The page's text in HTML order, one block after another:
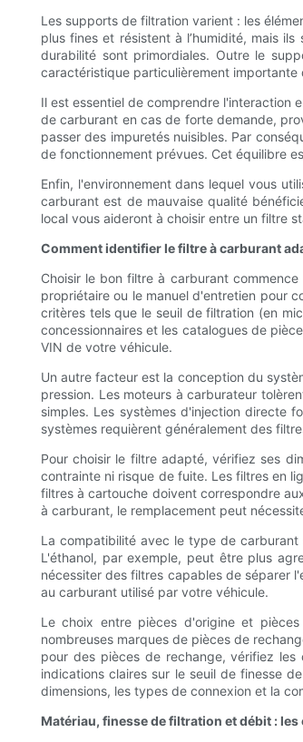
Les supports de filtration varient : les
plus fines et résistent à l’humidité, mais
durabilité sont primordiales. Outre le
caractéristique particulièrement importante
Il est essentiel de comprendre l'interaction
de carburant en cas de forte demande,
passer des impuretés nuisibles. Par
de fonctionnement prévues. Cet équilibre
Enfin, l'environnement dans lequel vous
carburant est de mauvaise qualité
local vous aideront à choisir entre un filtre
Comment identifier le filtre à carburant
Choisir le bon filtre à carburant
propriétaire ou le manuel d'entretien pour
critères tels que le seuil de filtration (en
concessionnaires et les catalogues de
VIN de votre véhicule.
Un autre facteur est la conception du
pression. Les moteurs à carburateur
simples. Les systèmes d'injection directe
systèmes requièrent généralement des
Pour choisir le filtre adapté, vérifiez ses
contrainte ni risque de fuite. Les filtres en
filtres à cartouche doivent correspondre
à carburant, le remplacement peut
La compatibilité avec le type de
L'éthanol, par exemple, peut être plus
nécessiter des filtres capables de séparer
au carburant utilisé par votre véhicule.
Le choix entre pièces d'origine et
nombreuses marques de pièces de
pour des pièces de rechange, vérifiez
indications claires sur le seuil de finesse
dimensions, les types de connexion et la
Matériau, finesse de filtration et débit :